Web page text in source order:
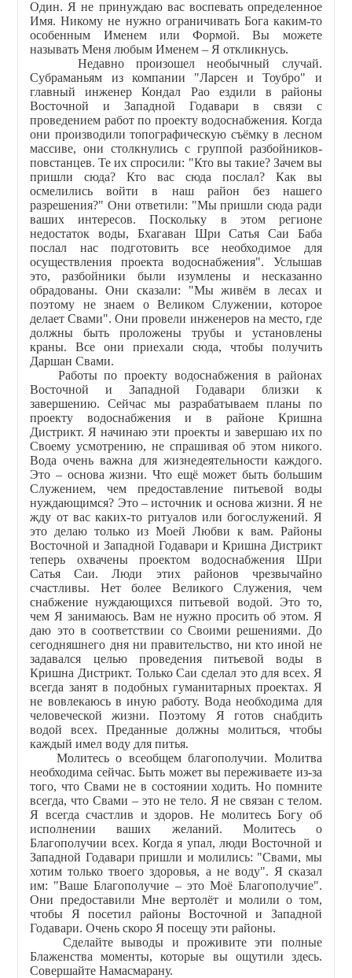
Один. Я не принуждаю вас воспевать определенное
Имя. Никому не нужно ограничивать Бога каким-то
особенным Именем или Формой. Вы можете
называть Меня любым Именем – Я откликнусь.
Недавно произошел необычный случай.
Субраманьям из компании "Ларсен и Тоубро" и
главный инженер Кондал Рао ездили в районы
Восточной и Западной Годавари в связи с
проведением работ по проекту водоснабжения. Когда
они производили топографическую съёмку в лесном
массиве, они столкнулись с группой разбойников-
повстанцев. Те их спросили: "Кто вы такие? Зачем вы
пришли сюда? Кто вас сюда послал? Как вы
осмелились войти в наш район без нашего
разрешения?" Они ответили: "Мы пришли сюда ради
ваших интересов. Поскольку в этом регионе
недостаток воды, Бхагаван Шри Сатья Саи Баба
послал нас подготовить все необходимое для
осуществления проекта водоснабжения". Услышав
это, разбойники были изумлены и несказанно
обрадованы. Они сказали: "Мы живём в лесах и
поэтому не знаем о Великом Служении, которое
делает Свами". Они провели инженеров на место, где
должны быть проложены трубы и установлены
краны. Все они приехали сюда, чтобы получить
Даршан Свами.
Работы по проекту водоснабжения в районах
Восточной и Западной Годавари близки к
завершению. Сейчас мы разрабатываем планы по
проекту водоснабжения и в районе Кришна
Дистрикт. Я начинаю эти проекты и завершаю их по
Своему усмотрению, не спрашивая об этом никого.
Вода очень важна для жизнедеятельности каждого.
Это – основа жизни. Что ещё может быть большим
Служением, чем предоставление питьевой воды
нуждающимся? Это – источник и основа жизни. Я не
жду от вас каких-то ритуалов или богослужений. Я
это делаю только из Моей Любви к вам. Районы
Восточной и Западной Годавари и Кришна Дистрикт
теперь охвачены проектом водоснабжения Шри
Сатья Саи. Люди этих районов чрезвычайно
счастливы. Нет более Великого Служения, чем
снабжение нуждающихся питьевой водой. Это то,
чем Я занимаюсь. Вам не нужно просить об этом. Я
даю это в соответствии со Своими решениями. До
сегодняшнего дня ни правительство, ни кто иной не
задавался целью проведения питьевой воды в
Кришна Дистрикт. Только Саи сделал это для всех. Я
всегда занят в подобных гуманитарных проектах. Я
не вовлекаюсь в иную работу. Вода необходима для
человеческой жизни. Поэтому Я готов снабдить
водой всех. Преданные должны молиться, чтобы
каждый имел воду для питья.
Молитесь о всеобщем благополучии. Молитва
необходима сейчас. Быть может вы переживаете из-за
того, что Свами не в состоянии ходить. Но помните
всегда, что Свами – это не тело. Я не связан с телом.
Я всегда счастлив и здоров. Не молитесь Богу об
исполнении ваших желаний. Молитесь о
Благополучии всех. Когда я упал, люди Восточной и
Западной Годавари пришли и молились: "Свами, мы
хотим только твоего здоровья, а не воду". Я сказал
им: "Ваше Благополучие – это Моё Благополучие".
Они предоставили Мне вертолёт и молили о том,
чтобы Я посетил районы Восточной и Западной
Годавари. Очень скоро Я посещу эти районы.
Сделайте выводы и проживите эти полные
Блаженства моменты, которые вы ощутили здесь.
Совершайте Намасмарану.